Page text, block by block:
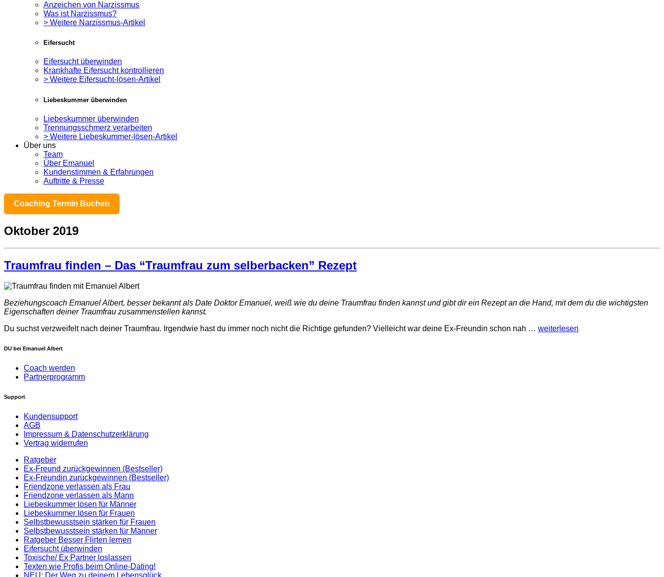
Anzeichen von Narzissmus
Was ist Narzissmus?
> Weitere Narzissmus-Artikel
Eifersucht
Eifersucht überwinden
Krankhafte Eifersucht kontrollieren
> Weitere Eifersucht-lösen-Artikel
Liebeskummer überwinden
Liebeskummer überwinden
Trennungsschmerz verarbeiten
> Weitere Liebeskummer-lösen-Artikel
Über uns
Team
Über Emanuel
Kundenstimmen & Erfahrungen
Auftritte & Presse
Coaching Termin Buchen
Oktober 2019
Traumfrau finden – Das “Traumfrau zum selberbacken” Rezept
Beziehungscoach Emanuel Albert, besser bekannt als Date Doktor Emanuel, weiß wie du deine Traumfrau finden kannst und gibt dir ein Rezept an die Hand, mit dem du die wichtigsten
Eigenschaften deiner Traumfrau zusammenstellen kannst.
Du suchst verzweifelt nach deiner Traumfrau. Irgendwie hast du immer noch nicht die Richtige gefunden? Vielleicht war deine Ex-Freundin schon nah … weiterlesen
DU bei Emanuel Albert
Coach werden
Partnerprogramm
Support
Kundensupport
AGB
Impressum & Datenschutzerklärung
Vertrag widerrufen
Ratgeber
Ex-Freund zurückgewinnen (Bestseller)
Ex-Freundin zurückgewinnen (Bestseller)
Friendzone verlassen als Frau
Friendzone verlassen als Mann
Liebeskummer lösen für Männer
Liebeskummer lösen für Frauen
Selbstbewusstsein stärken für Frauen
Selbstbewusstsein stärken für Männer
Ratgeber Besser Flirten lernen
Eifersucht überwinden
Toxische/ Ex Partner loslassen
Texten wie Profis beim Online-Dating!